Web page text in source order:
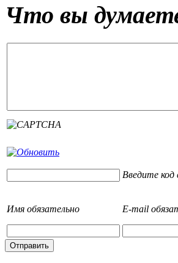
Что вы
Введите
Имя обязательно E-mail